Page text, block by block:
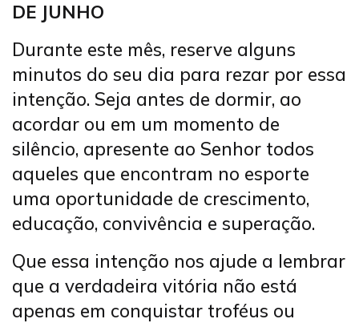
DE JUNHO
Durante este mês, reserve alguns
minutos do seu dia para rezar por essa
intenção. Seja antes de dormir, ao
acordar ou em um momento de
silêncio, apresente ao Senhor todos
aqueles que encontram no esporte
uma oportunidade de crescimento,
educação, convivência e superação.
Que essa intenção nos ajude a lembrar
que a verdadeira vitória não está
apenas em conquistar troféus ou